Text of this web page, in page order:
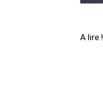
A lire !